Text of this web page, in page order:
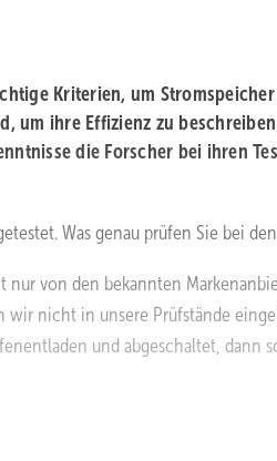
Kriterien, um
um ihre Effizienz zu
die Forscher bei ihren
Was genau prüfen Sie bei
von den bekannten
wir nicht in unsere Prüfstände
und abgeschaltet, dann